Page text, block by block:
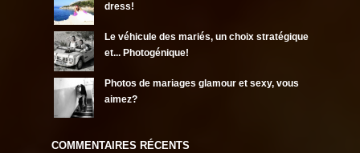
dress!
Le véhicule des mariés, un choix stratégique
et... Photogénique!
Photos de mariages glamour et sexy, vous
aimez?
COMMENTAIRES RÉCENTS